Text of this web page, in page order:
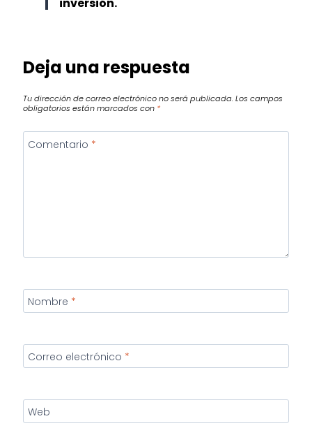
inversión.
Deja una respuesta
Tu dirección de correo electrónico no será publicada. Los campos
obligatorios están marcados con *
Comentario *
Nombre *
Correo electrónico *
Web